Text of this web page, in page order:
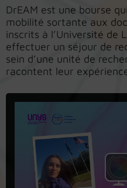
DrEAM est une bourse
mobilité sortante aux
inscrits à l’Université de
effectuer un séjour de
sein d’une unité de
racontent leur